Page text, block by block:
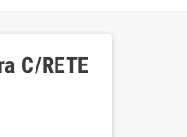
C/RETE